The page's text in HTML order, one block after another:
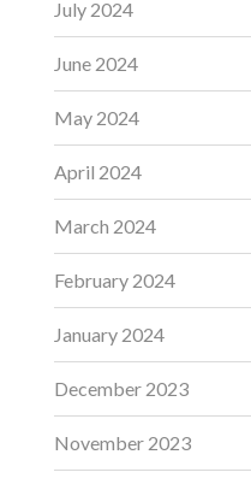
July 2024
June 2024
May 2024
April 2024
March 2024
February 2024
January 2024
December 2023
November 2023